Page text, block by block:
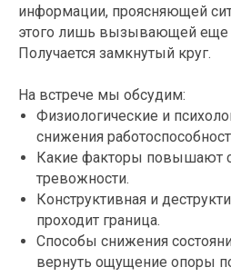
информации, проясняющей
этого лишь вызывающей еще
Получается замкнутый круг.
На встрече мы обсудим:
Физиологические и
снижения
Какие факторы повышают
тревожности.
Конструктивная и
проходит граница.
Способы снижения
вернуть ощущение опоры